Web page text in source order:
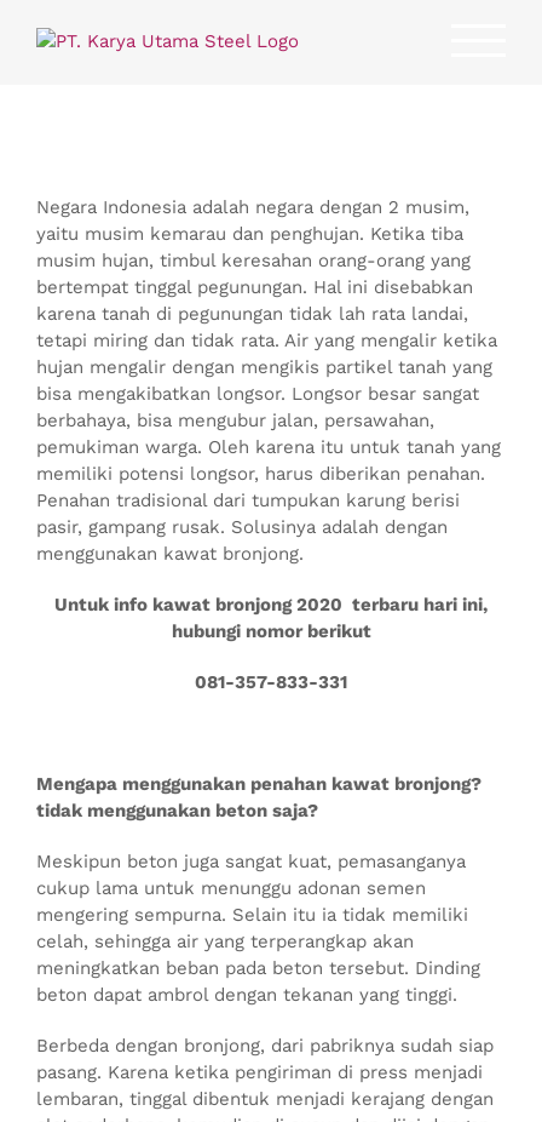
Negara Indonesia adalah negara dengan 2 musim,
yaitu musim kemarau dan penghujan. Ketika tiba
musim hujan, timbul keresahan orang-orang yang
bertempat tinggal pegunungan. Hal ini disebabkan
karena tanah di pegunungan tidak lah rata landai,
tetapi miring dan tidak rata. Air yang mengalir ketika
hujan mengalir dengan mengikis partikel tanah yang
bisa mengakibatkan longsor. Longsor besar sangat
berbahaya, bisa mengubur jalan, persawahan,
pemukiman warga. Oleh karena itu untuk tanah yang
memiliki potensi longsor, harus diberikan penahan.
Penahan tradisional dari tumpukan karung berisi
pasir, gampang rusak. Solusinya adalah dengan
menggunakan kawat bronjong.
Untuk info kawat bronjong 2020 terbaru hari ini,
hubungi nomor berikut
081-357-833-331
Mengapa menggunakan penahan kawat bronjong?
tidak menggunakan beton saja?
Meskipun beton juga sangat kuat, pemasanganya
cukup lama untuk menunggu adonan semen
mengering sempurna. Selain itu ia tidak memiliki
celah, sehingga air yang terperangkap akan
meningkatkan beban pada beton tersebut. Dinding
beton dapat ambrol dengan tekanan yang tinggi.
Berbeda dengan bronjong, dari pabriknya sudah siap
pasang. Karena ketika pengiriman di press menjadi
lembaran, tinggal dibentuk menjadi kerajang dengan